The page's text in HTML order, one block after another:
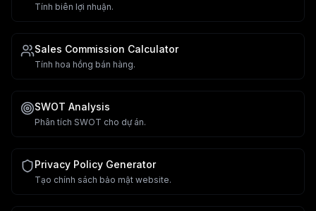
Tính biên lợi nhuận.
Sales Commission Calculator
Tính hoa hồng bán hàng.
SWOT Analysis
Phân tích SWOT cho dự án.
Privacy Policy Generator
Tạo chính sách bảo mật website.